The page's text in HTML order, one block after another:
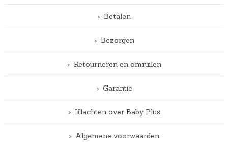
Betalen
Bezorgen
Retourneren en omruilen
Garantie
Klachten over Baby Plus
Algemene voorwaarden